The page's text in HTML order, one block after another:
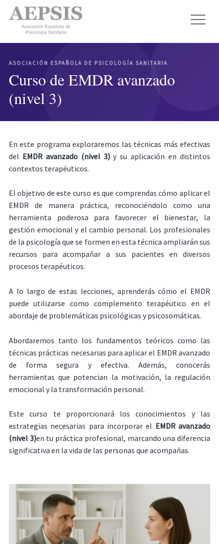
ASOCIACIÓN ESPAÑOLA DE PSICOLOGÍA SANITARIA
Curso de EMDR avanzado
(nivel 3)
En este programa exploraremos las técnicas más efectivas
del EMDR avanzado (nivel 3)y su aplicación en distintos
contextos terapéuticos.
El objetivo de este curso es que comprendas cómo aplicar el
EMDR de manera práctica, reconociéndolo como una
herramienta poderosa para favorecer el bienestar, la
gestión emocional y el cambio personal. Los profesionales
de la psicología que se formen en esta técnica ampliarán sus
recursos para acompañar a sus pacientes en diversos
procesos terapéuticos.
A lo largo de estas lecciones, aprenderás cómo el EMDR
puede utilizarse como complemento terapéutico en el
abordaje de problemáticas psicológicas y psicosomáticas.
Abordaremos tanto los fundamentos teóricos como las
técnicas prácticas necesarias para aplicar el EMDR avanzado
de forma segura y efectiva. Además, conocerás
herramientas que potencian la motivación, la regulación
emocional y la transformación personal.
Este curso te proporcionará los conocimientos y las
estrategias necesarias para incorporar el EMDR avanzado
(nivel 3)en tu práctica profesional, marcando una diferencia
significativa en la vida de las personas que acompañas.